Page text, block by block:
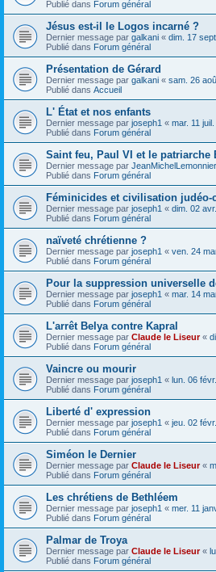
Publié dans Forum général
Jésus est-il le Logos incarné ?
Dernier message par galkani « dim. 17
Publié dans Forum général
Présentation de Gérard
Dernier message par galkani « sam. 26
Publié dans Accueil
L' État et nos enfants
Dernier message par joseph1 « mar. 11
Publié dans Forum général
Saint feu, Paul VI et le patriarche
Dernier message par JeanMichelLemonnier
Publié dans Forum général
Féminicides et civilisation judéo-
Dernier message par joseph1 « dim. 02
Publié dans Forum général
naïveté chrétienne ?
Dernier message par joseph1 « ven. 24
Publié dans Forum général
Pour la suppression universelle
Dernier message par joseph1 « mar. 14
Publié dans Forum général
L'arrêt Belya contre Kapral
Dernier message par Claude le Liseur«
Publié dans Forum général
Vaincre ou mourir
Dernier message par joseph1 « lun. 06
Publié dans Forum général
Liberté d' expression
Dernier message par joseph1 « jeu. 02
Publié dans Forum général
Siméon le Dernier
Dernier message par Claude le Liseur«
Publié dans Forum général
Les chrétiens de Bethléem
Dernier message par joseph1 « mer. 11
Publié dans Forum général
Palmar de Troya
Dernier message par Claude le Liseur«
Publié dans Forum général